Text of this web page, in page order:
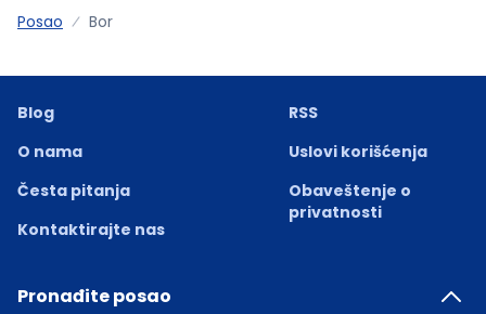
Posao Bor
Blog
O nama
Česta pitanja
Kontaktirajte nas
RSS
Uslovi korišćenja
Obaveštenje o
privatnosti
Pronađite posao